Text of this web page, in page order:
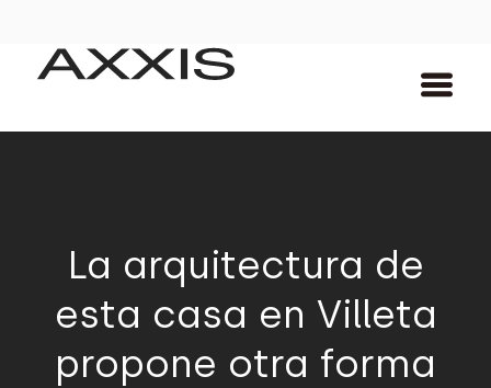
La arquitectura de
esta casa en Villeta
propone otra forma